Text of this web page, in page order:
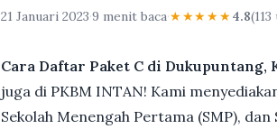
21 Januari 2023·9 menit baca·★★★★★4.8
Cara Daftar Paket C di Dukupuntang,
juga di PKBM INTAN! Kami
Sekolah Menengah Pertama (SMP),